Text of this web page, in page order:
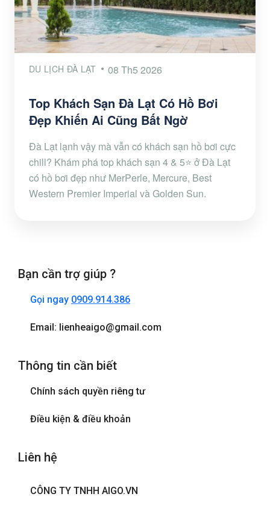
DU LỊCH ĐÀ LẠT 08 Th5 2026
Top Khách Sạn Đà Lạt Có Hồ Bơi
Đẹp Khiến Ai Cũng Bất Ngờ
Đà Lạt lạnh vậy mà vẫn có khách sạn hồ bơi cực
chill? Khám phá top khách sạn 4 & 5⭐ ở Đà Lạt
có hồ bơi đẹp như MerPerle, Mercure, Best
Western Premier Imperial và Golden Sun.
Bạn cần trợ giúp ?
Gọi ngay 0909.914.386
Email: lienheaigo@gmail.com
Thông tin cần biết
Chính sách quyền riêng tư
Điều kiện & điều khoản
Liên hệ
CÔNG TY TNHH AIGO.VN